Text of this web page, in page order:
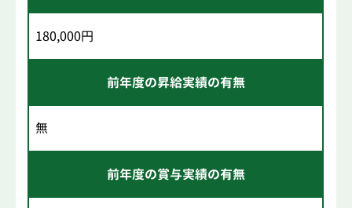
180,000円
前年度の昇給実績の有無
無
前年度の賞与実績の有無